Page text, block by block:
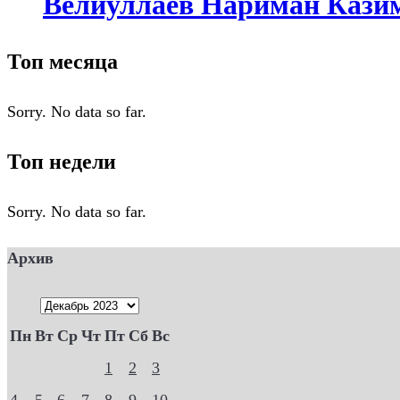
Топ месяца
Sorry. No data so far.
Топ недели
Sorry. No data so far.
Архив
Пн Вт Ср Чт Пт Сб Вс
1
2
3